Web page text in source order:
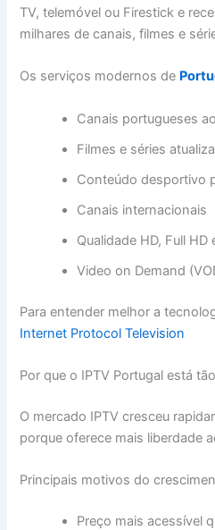
TV, telemóvel ou Firestick e
milhares de canais, filmes e
Os serviços modernos de
Canais portugueses
Filmes e séries
Conteúdo desportivo
Canais internacionais
Qualidade HD, Full HD
Video on Demand
Para entender melhor a
Internet Protocol Television
Por que o IPTV Portugal está
O mercado IPTV cresceu
porque oferece mais liberdade
Principais motivos do
Preço mais acessível